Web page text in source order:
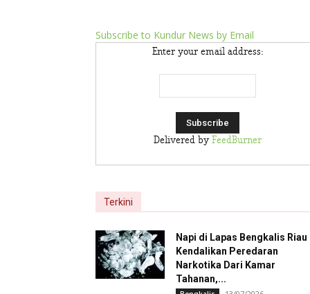
Subscribe to Kundur News by Email
Enter your email address:
Delivered by FeedBurner
Terkini
Napi di Lapas Bengkalis Riau
Kendalikan Peredaran
Narkotika Dari Kamar
Tahanan,...